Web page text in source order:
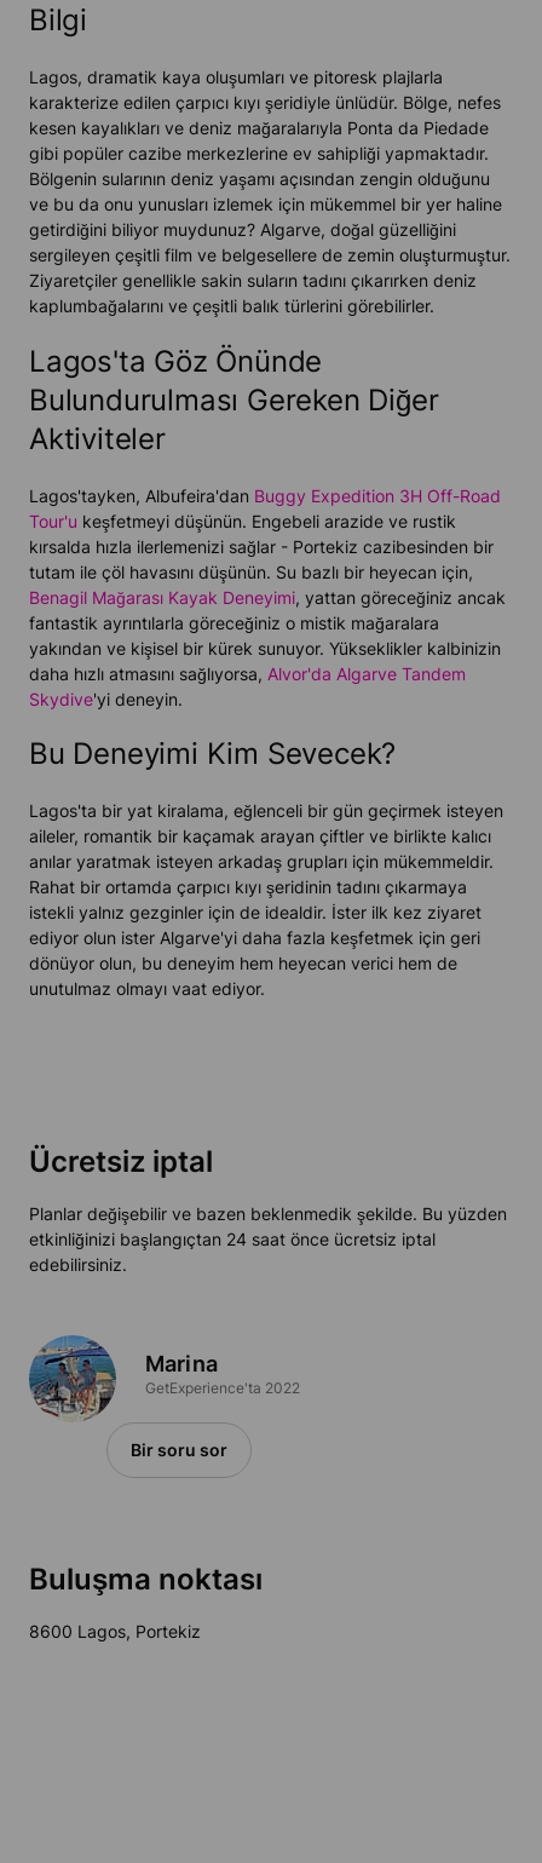
Bilgi
Lagos, dramatik kaya oluşumları ve pitoresk plajlarla
karakterize edilen çarpıcı kıyı şeridiyle ünlüdür. Bölge, nefes
kesen kayalıkları ve deniz mağaralarıyla Ponta da Piedade
gibi popüler cazibe merkezlerine ev sahipliği yapmaktadır.
Bölgenin sularının deniz yaşamı açısından zengin olduğunu
ve bu da onu yunusları izlemek için mükemmel bir yer haline
getirdiğini biliyor muydunuz? Algarve, doğal güzelliğini
sergileyen çeşitli film ve belgesellere de zemin oluşturmuştur.
Ziyaretçiler genellikle sakin suların tadını çıkarırken deniz
kaplumbağalarını ve çeşitli balık türlerini görebilirler.
Lagos'ta Göz Önünde
Bulundurulması Gereken Diğer
Aktiviteler
Lagos'tayken, Albufeira'dan Buggy Expedition 3H Off-Road
Tour'u keşfetmeyi düşünün. Engebeli arazide ve rustik
kırsalda hızla ilerlemenizi sağlar - Portekiz cazibesinden bir
tutam ile çöl havasını düşünün. Su bazlı bir heyecan için,
Benagil Mağarası Kayak Deneyimi, yattan göreceğiniz ancak
fantastik ayrıntılarla göreceğiniz o mistik mağaralara
yakından ve kişisel bir kürek sunuyor. Yükseklikler kalbinizin
daha hızlı atmasını sağlıyorsa, Alvor'da Algarve Tandem
Skydive'yi deneyin.
Bu Deneyimi Kim Sevecek?
Lagos'ta bir yat kiralama, eğlenceli bir gün geçirmek isteyen
aileler, romantik bir kaçamak arayan çiftler ve birlikte kalıcı
anılar yaratmak isteyen arkadaş grupları için mükemmeldir.
Rahat bir ortamda çarpıcı kıyı şeridinin tadını çıkarmaya
istekli yalnız gezginler için de idealdir. İster ilk kez ziyaret
ediyor olun ister Algarve'yi daha fazla keşfetmek için geri
dönüyor olun, bu deneyim hem heyecan verici hem de
unutulmaz olmayı vaat ediyor.
Ücretsiz iptal
Planlar değişebilir ve bazen beklenmedik şekilde. Bu yüzden
etkinliğinizi başlangıçtan 24 saat önce ücretsiz iptal
edebilirsiniz.
Marina
GetExperience'ta 2022
Bir soru sor
Buluşma noktası
8600 Lagos, Portekiz